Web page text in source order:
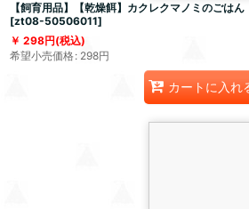
【飼育用品】【乾燥餌】カクレクマノミのごは
[zt08-50506011]
298円(税込)
希望小売価格: 298円
カートに入れ